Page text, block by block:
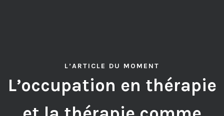
L’ARTICLE DU MOMENT
L’occupation en thérapie